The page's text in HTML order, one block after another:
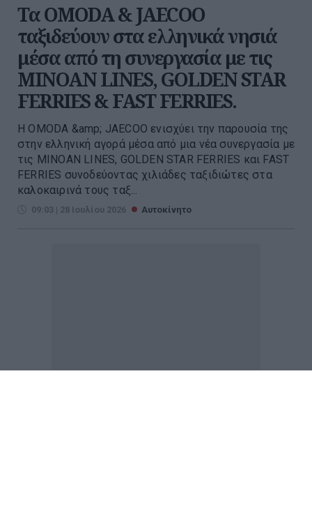
Τα OMODA & JAECOO
ταξιδεύουν στα ελληνικά νησιά
μέσα από τη συνεργασία με τις
MINOAN LINES, GOLDEN STAR
FERRIES & FAST FERRIES.
Η OMODA &amp; JAECOO ενισχύει την παρουσία της
στην ελληνική αγορά μέσα από μια νέα συνεργασία με
τις MINOAN LINES, GOLDEN STAR FERRIES και FAST
FERRIES συνοδεύοντας χιλιάδες ταξιδιώτες στα
καλοκαιρινά τους ταξ...
09:03 | 28 Ιουλίου 2026 Αυτοκίνητο